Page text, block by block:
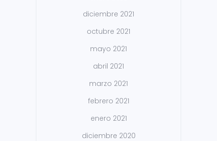
diciembre 2021
octubre 2021
mayo 2021
abril 2021
marzo 2021
febrero 2021
enero 2021
diciembre 2020